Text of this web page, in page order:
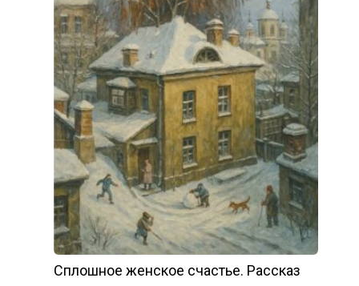
Сплошное женское счастье. Рассказ